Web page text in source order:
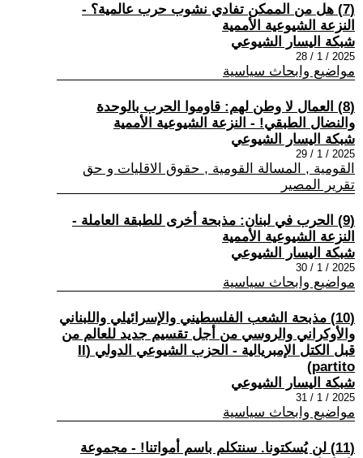
(7) هل من الممكن تفادي نشوب حرب عالمية؟ -
النزعة الشيوعية الأممية
شبكة اليسار الشيوعي
2025 / 1 / 28
مواضيع وابحاث سياسية
(8) العمال لا وطن لهم: قاوموا الحرب بالوحدة
والنضال الطبقي! - النزعة الشيوعية الأممية
شبكة اليسار الشيوعي
2025 / 1 / 29
القومية , المسالة القومية , حقوق الاقليات و حق
تقرير المصير
(9) الحرب في لبنان: مذبحة أخرى للطبقة العاملة -
النزعة الشيوعية الأممية
شبكة اليسار الشيوعي
2025 / 1 / 30
مواضيع وابحاث سياسية
(10) مذبحة الشعب الفلسطيني والإسرائيلي واللبناني
والأوكراني والروسي من أجل تقسيم جديد للعالم من
قبل الكتل الإمبريالية - الحزب الشيوعي الدولي (Il
partito)
شبكة اليسار الشيوعي
2025 / 1 / 31
مواضيع وابحاث سياسية
(11) لن يُسكتونا. سنتكلم باسم أمواتنا! - مجموعة